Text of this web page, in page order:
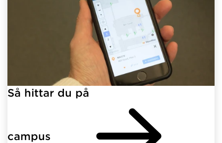
Så hittar du på
campus